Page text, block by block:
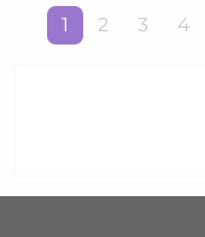
1 2 3 4